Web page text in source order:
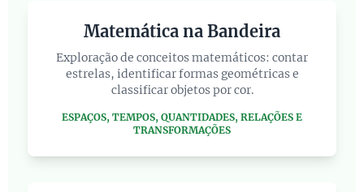
Matemática na Bandeira
Exploração de conceitos matemáticos: contar
estrelas, identificar formas geométricas e
classificar objetos por cor.
ESPAÇOS, TEMPOS, QUANTIDADES, RELAÇÕES E
TRANSFORMAÇÕES